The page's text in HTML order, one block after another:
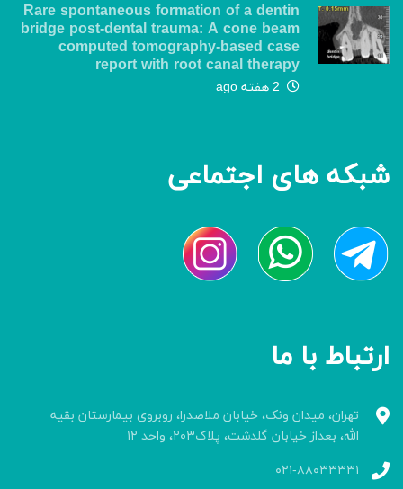
Rare spontaneous formation of a dentin
bridge post-dental trauma: A cone beam
computed tomography-based case
report with root canal therapy
2 هفته ago
شبکه های اجتماعی
ارتباط با ما
تهران، میدان ونک، خیابان ملاصدرا، روبروی بیمارستان بقیه
الله، بعداز خیابان گلدشت، پلاک۲۰۳، واحد ۱۲
۰۲۱-۸۸۰۳۳۳۳۱